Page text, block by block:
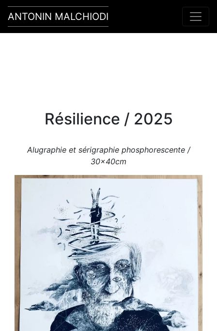
Main Navigation
ANTONIN MALCHIODI
Résilience / 2025
Alugraphie et sérigraphie phosphorescente /
30x40cm